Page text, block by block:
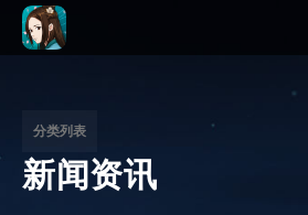
分类列表
新闻资讯
文
分
页